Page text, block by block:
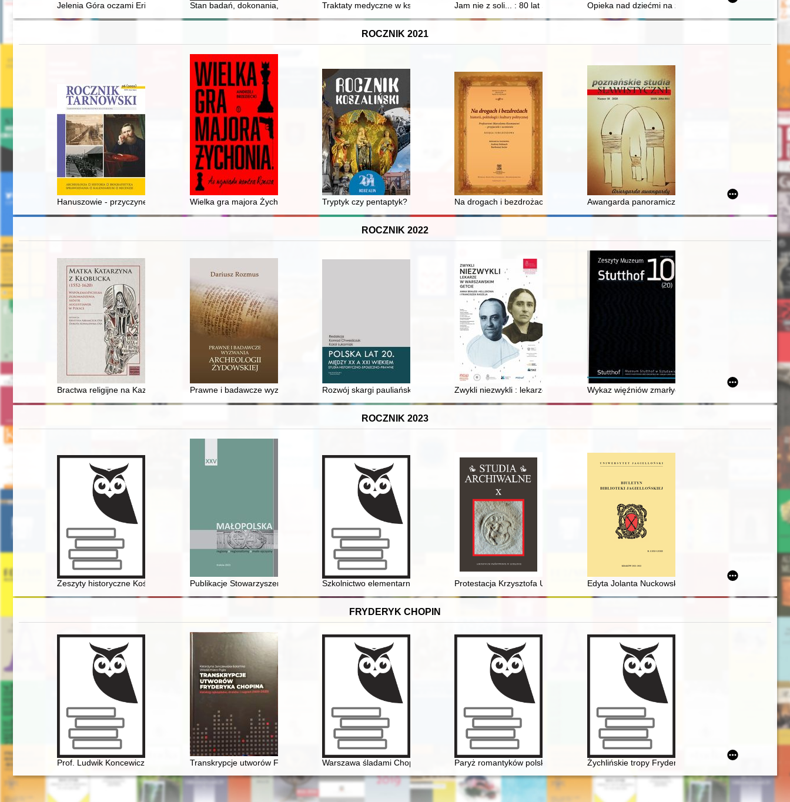
Jelenia Góra oczami Ericha Fuchsa i Otto Welzela = Hirschberg durch die Augen von Erich Fuchs und Otto Welzel
Stan badań, dokonania, perspektywy: historia kobiet w II Rzeczpospolitej = State of research, results, perspectives : history of women in the Second Polish
Traktaty medyczne w księgozbiorach mieszczańskich (w świetle inwentarzy pośmiertnych z XVI-XVIII wieku)
Jam nie z soli... : 80 lat Szkoły Podstawowej im. Stefana Czarnieckiego w Reczu
Opieka nad dziećmi na ziemiach polskich w XIX-XXI
ROCZNIK 2021
Hanuszowie - przyczynek do biografii rodzinnej : malarz Feliks Hanusz (1811-1876) i losy jego rodziny
Wielka gra majora Żychonia : as wywiadu kontra RzeszaTryptyk czy pentaptyk? : dzieje i konserwacja nastawy ołtarzowej z koszalińskiej katedry
Na drogach i bezdrożach historii, politologii i kultury politycznej : profesorowi Marcelemu
Awangarda panoramicznie
ROCZNIK 2022
Bractwa religijne na Kazimierzu w okresie działalności matki Katarzyny z Kłobucka
Prawne i badawcze wyzwania archeologii żydowskiejRozwój skargi pauliańskiej w prawie polskim : czy historia zatoczyła koło?
Zwykli niezwykli : lekarze w warszawskim getcie : Anna Braude-Hellerowa i Franciszek
Wykaz więźniów zmarłych w obozie Stutthof w
ROCZNIK 2023
Zeszyty historyczne Kościoła katolickiego w Kluczborku. Cz. 30,Publikacje Stowarzyszenia Miłośników Ziemi Krzeszowickiej i jego członków w latach 1978-2023
Szkolnictwo elementarne w województwie sandomierskim (departament i gubernia radomska) na tle sytuacji na wsi w okresie
Protestacja Krzysztofa Unruga na mieszczan lubelskich wniesiona do grodu lubelskiego :
Edyta Jolanta Nuckowska (1946-2022)
FRYDERYK CHOPIN
Prof. Ludwik Koncewicz (1790-1857). Nauczyciel Fryderyka ChopinaTranskrypcje utworów Fryderyka Chopina : katalog rękopisów, druków i nagrań (1830-2020)
Warszawa śladami Chopina. SpacerownikParyż romantyków polskich: Mickiewicz, Słowacki, Chopin, Krasiński, Norwid
Żychlińskie tropy Fryderyka [Chopina]